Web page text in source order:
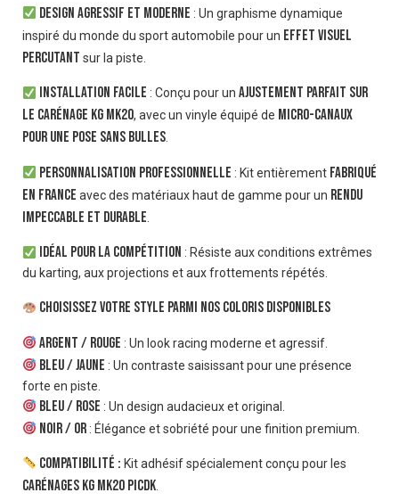
Design agressif et moderne : Un graphisme dynamique
inspiré du monde du sport automobile pour un effet visuel
percutant sur la piste.
Installation facile : Conçu pour un ajustement parfait sur
le carénage KG MK20, avec un vinyle équipé de micro-canaux
pour une pose sans bulles.
Personnalisation professionnelle : Kit entièrement fabriqué
en France avec des matériaux haut de gamme pour un rendu
impeccable et durable
Idéal pour la compétition : Résiste aux conditions extrêmes
du karting, aux projections et aux frottements répétés.
Choisissez votre style parmi nos coloris disponibles
Argent / Rouge : Un look racing moderne et agressif.
Bleu / Jaune : Un contraste saisissant pour une présence
forte en piste.
Bleu / Rose : Un design audacieux et original.
Noir / Or: Élégance et sobriété pour une finition premium.
Compatibilité : Kit adhésif spécialement conçu pour les
carénages KG MK20 Picdk